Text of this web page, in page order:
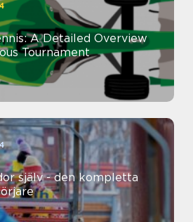
A Detailed Overview
Tournament
själv - den kompletta